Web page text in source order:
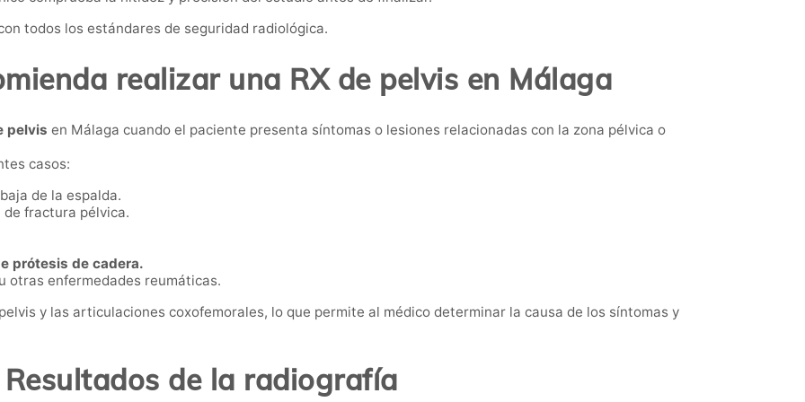
todos los estándares de seguridad radiológica.
realizar una RX de pelvis en Málaga
pelvis en Málaga cuando el paciente presenta síntomas o lesiones relacionadas con la zona pélvica o
casos:
de la espalda.
fractura pélvica.
prótesis de cadera.
otras enfermedades reumáticas.
y las articulaciones coxofemorales, lo que permite al médico determinar la causa de los síntomas y
Resultados de la radiografía